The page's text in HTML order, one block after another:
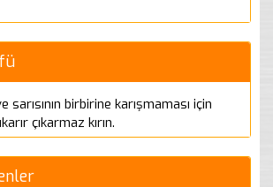
sarısının birbirine karışmaması için
çıkarmaz kırın.